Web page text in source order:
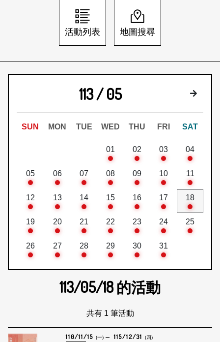
活動列表 地圖搜尋
113 / 05 下個月
SUN MON TUE WED THU FRI SAT
01 02 03 04
05 06 07 08 09 10 11
12 13 14 15 16 17 18
19 20 21 22 23 24 25
26 27 28 29 30 31
113/05/18的活動
共有 1 筆活動
110/11/15 (一) 115/12/31 (四)